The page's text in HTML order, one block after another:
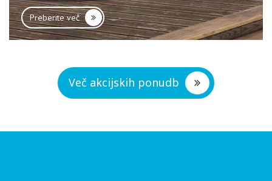
Preberite več
Več akcijskih ponudb